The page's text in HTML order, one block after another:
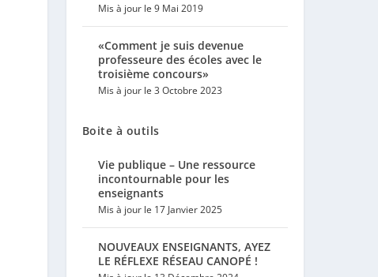
Mis à jour le 9 Mai 2019
«Comment je suis devenue
professeure des écoles avec le
troisième concours»
Mis à jour le 3 Octobre 2023
Boite à outils
Vie publique – Une ressource
incontournable pour les
enseignants
Mis à jour le 17 Janvier 2025
NOUVEAUX ENSEIGNANTS, AYEZ
LE RÉFLEXE RÉSEAU CANOPÉ !